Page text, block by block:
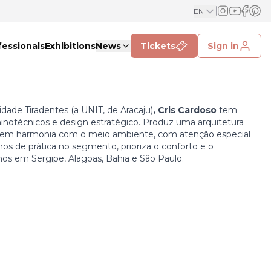
EN
ExhibitionsNews Tickets Sign in
Tiradentes (a UNIT, de Aracaju), Cris Cardoso tem
e design estratégico. Produz uma arquitetura
harmonia com o meio ambiente, com atenção especial
de prática no segmento, prioriza o conforto e o
em Sergipe, Alagoas, Bahia e São Paulo.